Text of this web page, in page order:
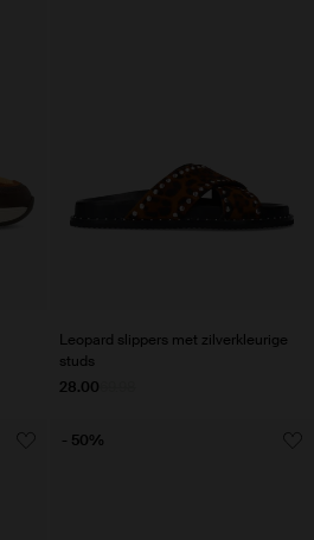
Leopard slippers met zilverkleurige
studs
28.00
- 50%